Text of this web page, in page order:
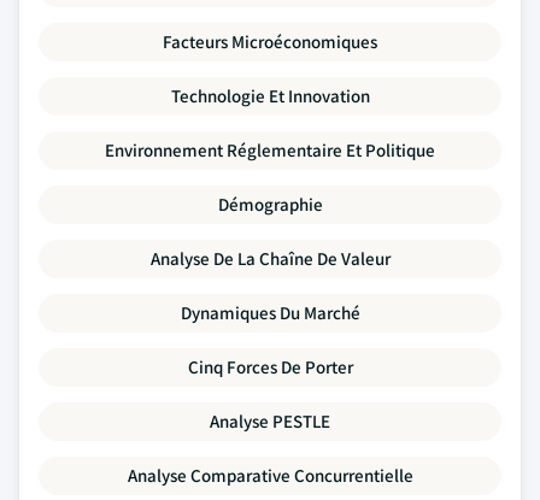
Facteurs Microéconomiques
Technologie Et Innovation
Environnement Réglementaire Et Politique
Démographie
Analyse De La Chaîne De Valeur
Dynamiques Du Marché
Cinq Forces De Porter
Analyse PESTLE
Analyse Comparative Concurrentielle